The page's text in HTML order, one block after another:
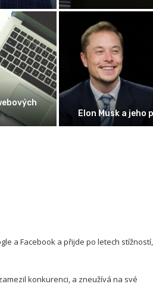
bankou ohledně
splacení
K českým
USA
a Facebook a přijde po letech
konkurenci, a zneužívá na své